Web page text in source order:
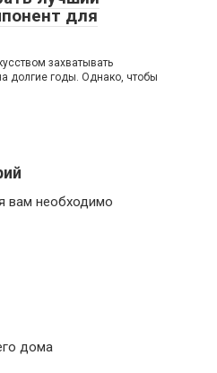
для
захватывать
долгие годы. Однако, чтобы
вам необходимо
дома